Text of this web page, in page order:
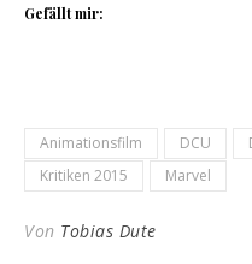
Gefällt mir:
Animationsfilm DCU
Kritiken 2015
Marvel
Von Tobias Dute